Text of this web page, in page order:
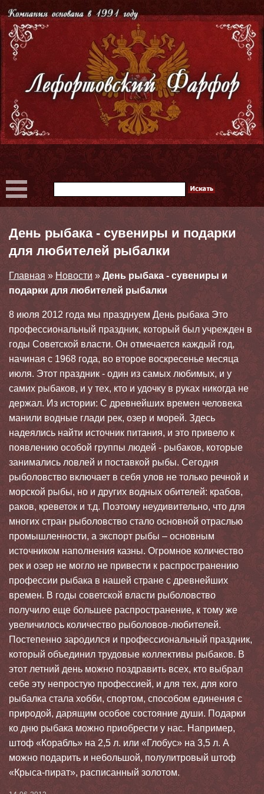
День рыбака - сувениры и подарки
для любителей рыбалки
Главная » Новости » День рыбака - сувениры и
подарки для любителей рыбалки
8 июля 2012 года мы празднуем День рыбака Это
профессиональный праздник, который был учрежден в
годы Советской власти. Он отмечается каждый год,
начиная с 1968 года, во второе воскресенье месяца
июля. Этот праздник - один из самых любимых, и у
самих рыбаков, и у тех, кто и удочку в руках никогда не
держал. Из истории: С древнейших времен человека
манили водные глади рек, озер и морей. Здесь
надеялись найти источник питания, и это привело к
появлению особой группы людей - рыбаков, которые
занимались ловлей и поставкой рыбы. Сегодня
рыболовство включает в себя улов не только речной и
морской рыбы, но и других водных обителей: крабов,
раков, креветок и т.д. Поэтому неудивительно, что для
многих стран рыболовство стало основной отраслью
промышленности, а экспорт рыбы – основным
источником наполнения казны. Огромное количество
рек и озер не могло не привести к распространению
профессии рыбака в нашей стране с древнейших
времен. В годы советской власти рыболовство
получило еще большее распространение, к тому же
увеличилось количество рыболовов-любителей.
Постепенно зародился и профессиональный праздник,
который объединил трудовые коллективы рыбаков. В
этот летний день можно поздравить всех, кто выбрал
себе эту непростую профессией, и для тех, для кого
рыбалка стала хобби, спортом, способом единения с
природой, дарящим особое состояние души. Подарки
ко дню рыбака можно приобрести у нас. Например,
штоф «Корабль» на 2,5 л. или «Глобус» на 3,5 л. А
можно подарить и небольшой, полулитровый штоф
«Крыса-пират», расписанный золотом.